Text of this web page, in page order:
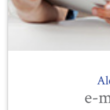
e-